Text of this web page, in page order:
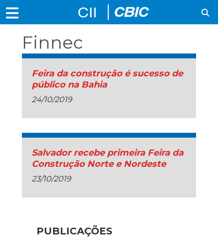
Finnec
Feira da construção é sucesso de
público na Bahia
24/10/2019
Salvador recebe primeira Feira da
Construção Norte e Nordeste
23/10/2019
PUBLICAÇÕES